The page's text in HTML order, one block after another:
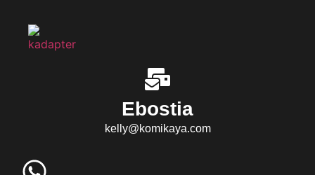
Ebostia
kelly@komikaya.com